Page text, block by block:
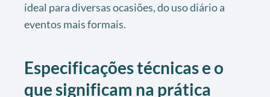
ideal para diversas ocasiões, do uso diário a
eventos mais formais.
Especificações técnicas e o
que significam na prática